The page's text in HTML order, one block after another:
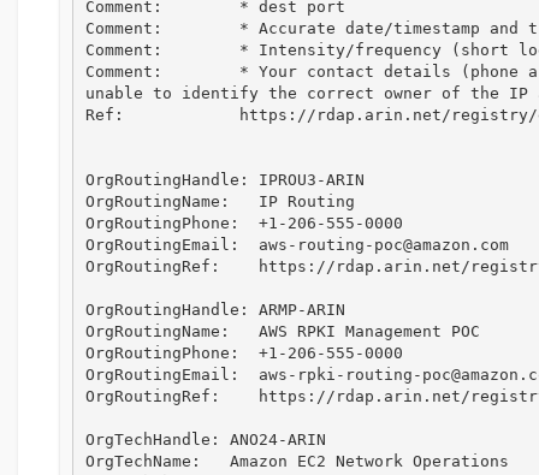
Comment:        * dest port
Comment:        * Accurate date/timestamp and
Comment:        * Intensity/frequency (short
Comment:        * Your contact details (phone
unable to identify the correct owner of the
Ref:            https://rdap.arin.net/registry/
OrgRoutingHandle: IPROU3-ARIN
OrgRoutingName:   IP Routing
OrgRoutingPhone:  +1-206-555-0000
OrgRoutingEmail:  aws-routing-poc@amazon.com
OrgRoutingRef:    https://rdap.arin.net/registry/
OrgRoutingHandle: ARMP-ARIN
OrgRoutingName:   AWS RPKI Management POC
OrgRoutingPhone:  +1-206-555-0000
OrgRoutingEmail:  aws-rpki-routing-
OrgRoutingRef:    https://rdap.arin.net/registry/
OrgTechHandle: ANO24-ARIN
OrgTechName:   Amazon EC2 Network Operations